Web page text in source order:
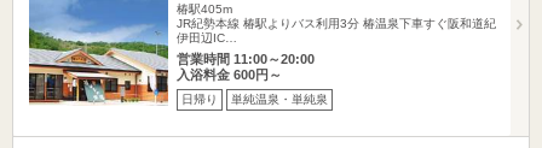
椿駅405m
JR紀勢本線 椿駅よりバス利用3分 椿温泉下車すぐ阪和道紀
伊田辺IC…
営業時間 11:00～20:00
入浴料金 600円～
日帰り 単純温泉・単純泉